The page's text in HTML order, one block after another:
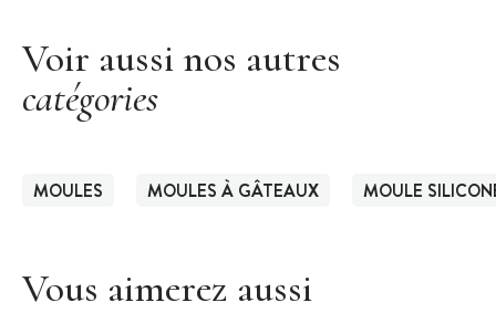
Voir aussi nos autres
catégories
MOULES MOULES À GÂTEAUX MOULE
Vous aimerez aussi